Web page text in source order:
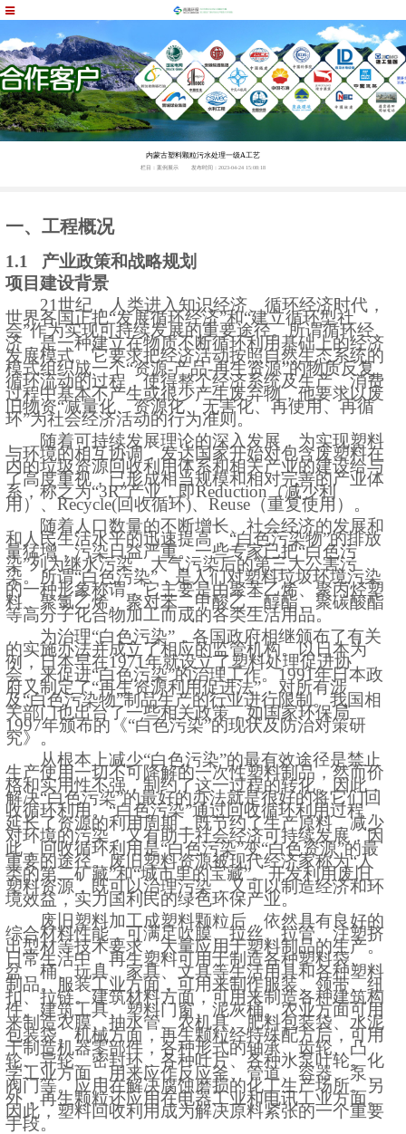
内蒙古塑料颗粒污水处理一级A工艺
栏目：案例展示 发布时间：2023-04-24 15:08:18
一、工程概况
1.1 产业政策和战略规划
项目建设背景
21世纪，人类进入知识经济、循环经济时代，
世界各国正把“发展循环经济”和“建立循环型社
会”作为实现可持续发展的重要途径。所谓循环经
济，是一种建立在物质不断循环利用基础上的经济
发展模式。它要求把经济活动按照自然生态系统的
模式组织成一个“资源-产品-再生资源”的物质反复
循环流动的过程，使得整个经济系统及生产、消费
过程中基本不产生或很少产生废弃物，他要求以废
旧物资“减量化、资源化、无害化、再使用、再循
环”为社会经济活动的行为准则。
随着可持续发展理论的深入发展，为实现塑料
与环境的相互协调，发达国家开始对包含废塑料在
内的垃圾资源回收利用体系和相关产业的建设给与
了高度重视，已形成相当规模和相对完善的产业体
系，称之为“3R”产业，即Reduction（减少利
用）、Recycle(回收循环)、Reuse（重复使用）。
随着人口数量的不断增长、社会经济的发展和
和人民生活水平的迅速提高，“白色污染物”的排放
量猛增，污染日益严重。一些专家已把“白色污
染”列为继水污染、大气污染后的第三大公害污
染。所谓“白色污染”，是人们对塑料垃圾环境污染
的一种形象称谓，它主要是由聚苯乙烯、聚丙烃塑
料、聚氯乙烯、聚对苯二甲酸乙二醇酯、聚碳酸酯
等高分子化合物加工而成的各类生活用品。
为治理“白色污染”，各国政府相继颁布了有关
的实施办法并成立了相应的监管机构。以日本为
例，日本早在1971年就设立了塑料处理促进协
会，来促进“白色污染”的治理工作。1991年日本政
府又制定了“再生资源利用促进法”，对所有涉
及“白色污染物”制品生产的行业进行限制。我国相
关部门也出台了一些相关政策，如国家环保局
1997年颁布的《“白色污染”的现状及防治对策研
究》。
从根本上减少“白色污染”的最有效途径是禁止
生产使用一切不可降解的一次性塑料制品，然而价
格和实用性不强，制约了这一过程的转化。因此，
解决“白色污染”的最好的办法就是很好的将它们回
收循环利用。“白色污染”通过回收循环利用过程，
延长了资源的利用周期，既节约了生产原料，减少
对环境的污染，又有助于社会经济可持续发展，因
此，回收循环利用是“白色污染”变“白色资源”的最
重要的途径。废旧塑料资源被现代经济家称为“人
类的第二矿藏”和“城市里的宝藏”。开发利用废旧
塑料资源，既可以治理污染，又可以制造经济和环
境效益，实力国利民的绿色环保产业。
废旧塑料加工成塑料颗粒后，依然具有良好的
综合材料性能，可满足吹膜、拉丝、拉管、注塑挤
出型材等技术要求，大量应用于塑料制品的生产。
日常生活中，再生塑料可用于制造各种塑料袋、
盆、桶、玩具、家具、文具等生活用具和各种塑料
制品。服装工业方面，可用来制作服装、领带、纽
扣、拉链。建筑材料方面，可用来制造各种建筑构
件、建筑工具、塑料门窗、泥灰桶。农业方面可用
来制造农膜、抽水管、农机具、肥料包装袋、水泥
包装袋。机械方面，再生颗粒经特殊配方后，可用
于制造机器零部件，各种形式的轴承、齿轮、凸
轮、异轮、密封环、各种叶片、各种水泵叶轮。化
学工业方面，用来应作反应釜、管道、容器、泵、
阀门等。应用在解决腐蚀磨损的化工生产场所。另
外，再生颗粒还应用在电器工业和电讯工业方面。
因此，塑料回收利用成为解决原料紧张的一个重要
手段。